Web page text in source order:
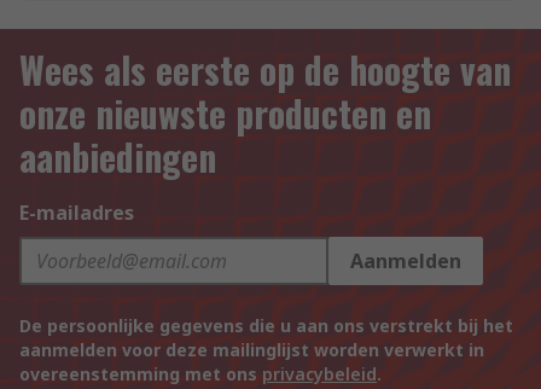
Wees als eerste op de hoogte van
onze nieuwste producten en
aanbiedingen
E-mailadres
Aanmelden
De persoonlijke gegevens die u aan ons verstrekt bij het
aanmelden voor deze mailinglijst worden verwerkt in
overeenstemming met ons privacybeleid.